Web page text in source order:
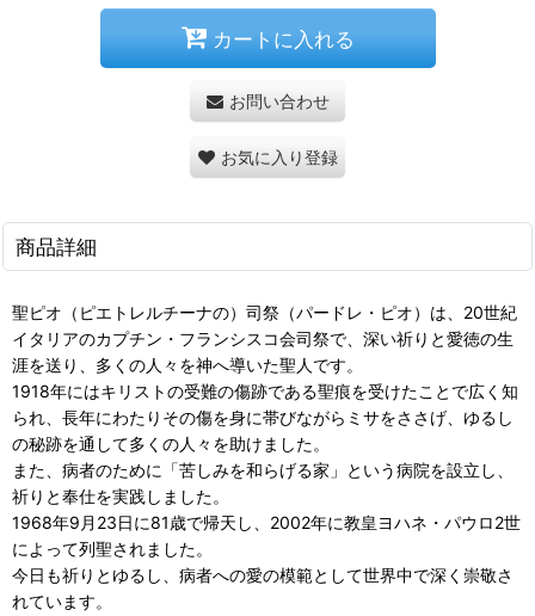
カートに入れる
お問い合わせ
お気に入り登録
商品詳細
聖ピオ（ピエトレルチーナの）司祭（パードレ・ピオ）は、20世紀
イタリアのカプチン・フランシスコ会司祭で、深い祈りと愛徳の生
涯を送り、多くの人々を神へ導いた聖人です。
1918年にはキリストの受難の傷跡である聖痕を受けたことで広く知
られ、長年にわたりその傷を身に帯びながらミサをささげ、ゆるし
の秘跡を通して多くの人々を助けました。
また、病者のために「苦しみを和らげる家」という病院を設立し、
祈りと奉仕を実践しました。
1968年9月23日に81歳で帰天し、2002年に教皇ヨハネ・パウロ2世
によって列聖されました。
今日も祈りとゆるし、病者への愛の模範として世界中で深く崇敬さ
れています。